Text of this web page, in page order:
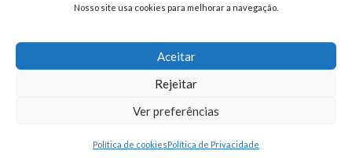
Nosso site usa cookies para melhorar a navegação.
Aceitar
Rejeitar
Ver preferências
Política de cookiesPolítica de Privacidade
© Protécnica | Desenvolvido por